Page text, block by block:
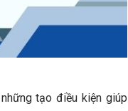
tạo điều kiện giúp